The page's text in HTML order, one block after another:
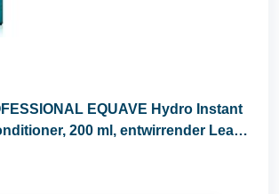
EQUAVE Hydro Instant
200 ml, entwirrender Leave